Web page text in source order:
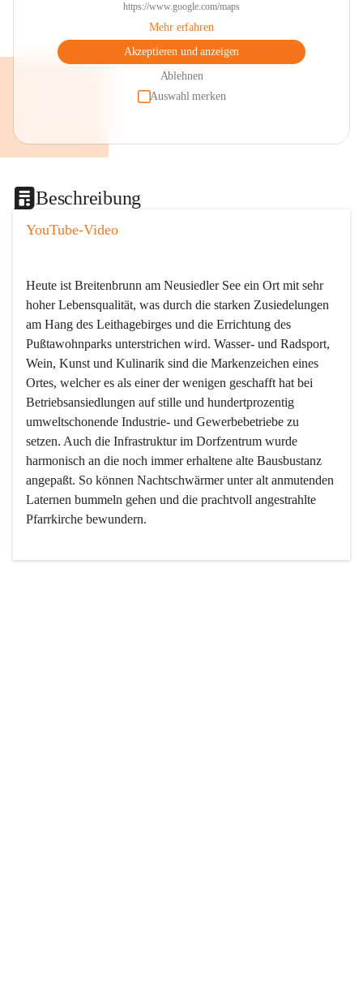
https://www.google.com/maps
Mehr erfahren
Akzeptieren und anzeigen
Ablehnen
Auswahl merken
Beschreibung
YouTube-Video
Heute ist Breitenbrunn am Neusiedler See ein Ort mit sehr
hoher Lebensqualität, was durch die starken Zusiedelungen
am Hang des Leithagebirges und die Errichtung des
Pußtawohnparks unterstrichen wird. Wasser- und Radsport,
Wein, Kunst und Kulinarik sind die Markenzeichen eines
Ortes, welcher es als einer der wenigen geschafft hat bei
Betriebsansiedlungen auf stille und hundertprozentig
umweltschonende Industrie- und Gewerbebetriebe zu
setzen. Auch die Infrastruktur im Dorfzentrum wurde
harmonisch an die noch immer erhaltene alte Bausbustanz
angepaßt. So können Nachtschwärmer unter alt anmutenden
Laternen bummeln gehen und die prachtvoll angestrahlte
Pfarrkirche bewundern.
Der Weinbau dominert heute nicht mehr, ist aber integrativer